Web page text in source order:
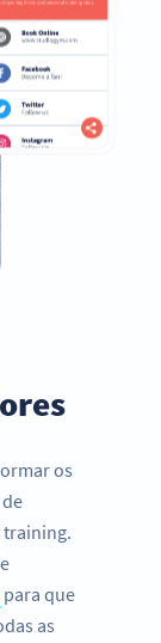
os
training.
para que
as